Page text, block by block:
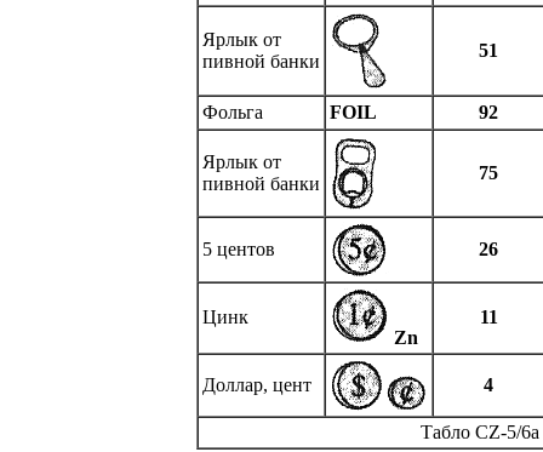
Ярлык от
пивной банки
51
Фольга FOIL 92
Ярлык от
пивной банки
75
5 центов 26
Цинк
Zn
11
Доллар, цент 4
Табло CZ-5/